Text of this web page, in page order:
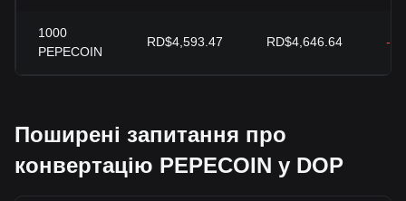
1000
PEPECOIN
RD$4,593.47 RD$4,646.64 -
Поширені запитання про
конвертацію PEPECOIN у DOP